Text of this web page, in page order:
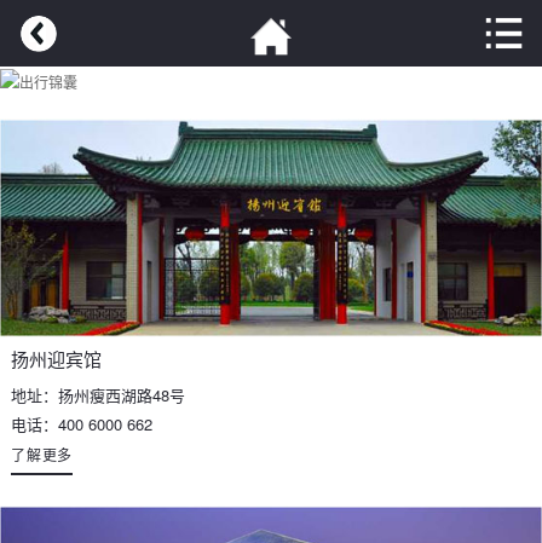
扬州迎宾馆
地址：扬州瘦西湖路48号
电话：400 6000 662
了解更多